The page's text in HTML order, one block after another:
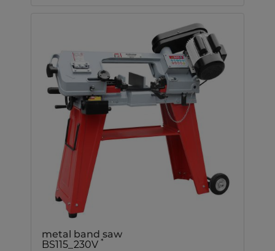
metal band saw
BS115_230V *